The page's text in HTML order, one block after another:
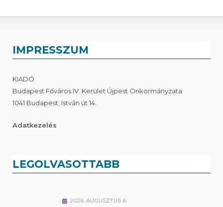
IMPRESSZUM
KIADÓ
Budapest Főváros IV. Kerület Újpest Önkormányzata
1041 Budapest, István út 14.
Adatkezelés
LEGOLVASOTTABB
2026. AUGUSZTUS 6.